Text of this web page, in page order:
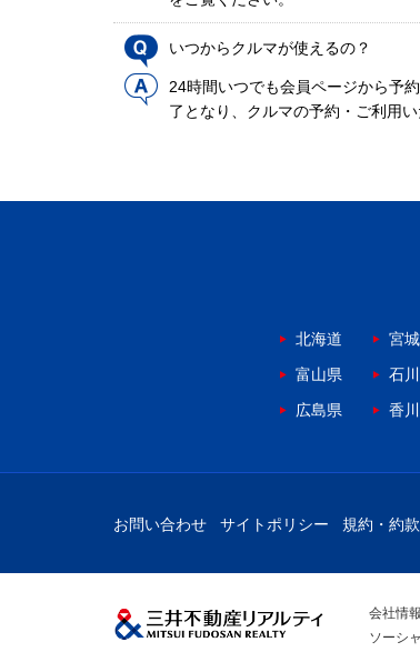
いつからクルマが使えるの？
24時間いつでも会員ページから予
了となり、クルマの予約・ご利用い
北海道 宮
富山県
石
広島県
香
お問い合わせ サイトポリシー 規約・約
会社情報
ソーシ